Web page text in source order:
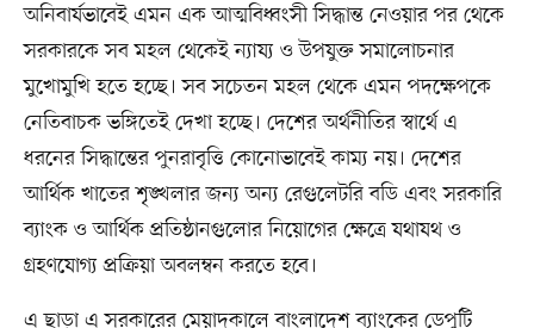
অনিবার্যভাবেই এমন এক আত্মবিধ্বংসী সিদ্ধান্ত নেওয়ার পর থেকে
সরকারকে সব মহল থেকেই ন্যায্য ও উপযুক্ত সমালোচনার
মুখোমুখি হতে হচ্ছে। সব সচেতন মহল থেকে এমন পদক্ষেপকে
নেতিবাচক ভঙ্গিতেই দেখা হচ্ছে। দেশের অর্থনীতির স্বার্থে এ
ধরনের সিদ্ধান্তের পুনরাবৃত্তি কোনোভাবেই কাম্য নয়। দেশের
আর্থিক খাতের শৃঙ্খলার জন্য অন্য রেগুলেটরি বডি এবং সরকারি
ব্যাংক ও আর্থিক প্রতিষ্ঠানগুলোর নিয়োগের ক্ষেত্রে যথাযথ ও
গ্রহণযোগ্য প্রক্রিয়া অবলম্বন করতে হবে।
এ ছাড়া এ সরকারের মেয়াদকালে বাংলাদেশ ব্যাংকের ডেপুটি